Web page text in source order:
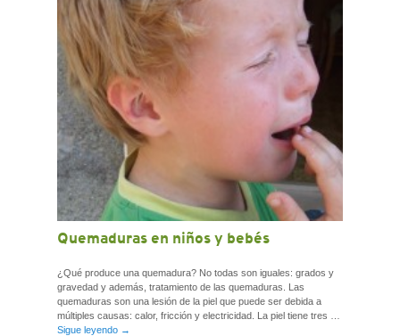
Quemaduras en niños y bebés
¿Qué produce una quemadura? No todas son iguales: grados y
gravedad y además, tratamiento de las quemaduras. Las
quemaduras son una lesión de la piel que puede ser debida a
múltiples causas: calor, fricción y electricidad. La piel tiene tres …
Sigue leyendo →